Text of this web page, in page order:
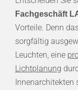
Fachgeschäft
Vorteile. Denn
sorgfältig
Leuchten, eine
Lichtplanung
Innenarchitekten